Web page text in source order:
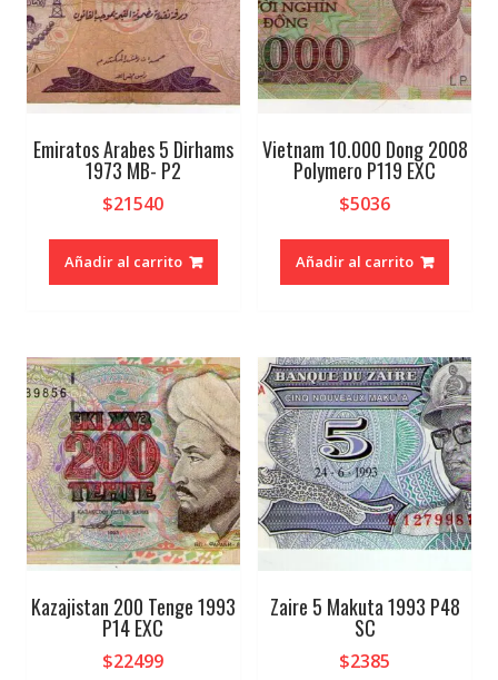
Emiratos Arabes 5 Dirhams
1973 MB- P2
$21540
Añadir al carrito
Vietnam 10.000 Dong 2008
Polymero P119 EXC
$5036
Añadir al carrito
Kazajistan 200 Tenge 1993
P14 EXC
$22499
Zaire 5 Makuta 1993 P48
SC
$2385